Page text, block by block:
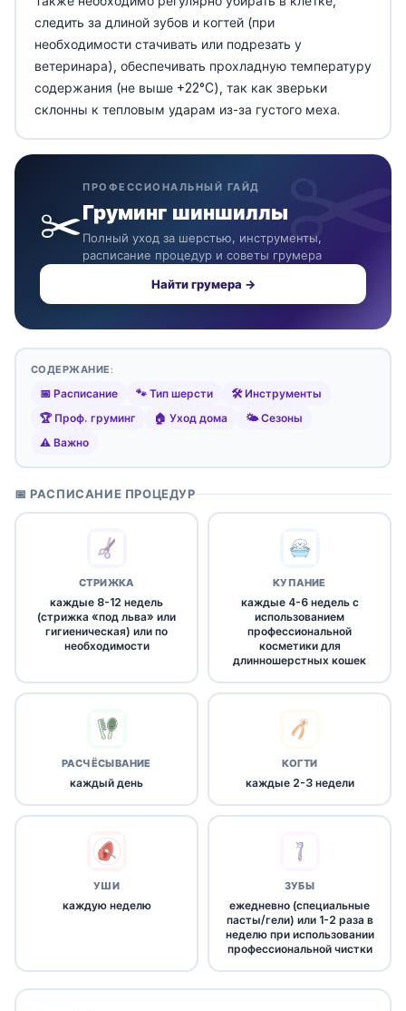
следить за длиной зубов и когтей (при
необходимости стачивать или подрезать у
ветеринара), обеспечивать прохладную температуру
содержания (не выше +22°C), так как зверьки
склонны к тепловым ударам из-за густого меха.
✂️
ПРОФЕССИОНАЛЬНЫЙ ГАЙД
Груминг шиншиллы
Полный уход за шерстью, инструменты,
расписание процедур и советы грумера
Найти грумера →
СОДЕРЖАНИЕ:
📅 Расписание 🐾 Тип шерсти
🛠️ Инструменты
🏆 Проф. груминг
🏠 Уход дома
🌤️ Сезоны
⚠️ Важно
📅 РАСПИСАНИЕ ПРОЦЕДУР
СТРИЖКА
каждые 8-12 недель
(стрижка «под льва» или
гигиеническая) или по
необходимости
КУПАНИЕ
каждые 4-6 недель с
использованием
профессиональной
косметики для
длинношерстных кошек
РАСЧЁСЫВАНИЕ
каждый день
КОГТИ
каждые 2-3 недели
УШИ
каждую неделю
ЗУБЫ
ежедневно (специальные
пасты/гели) или 1-2 раза в
неделю при использовании
профессиональной чистки